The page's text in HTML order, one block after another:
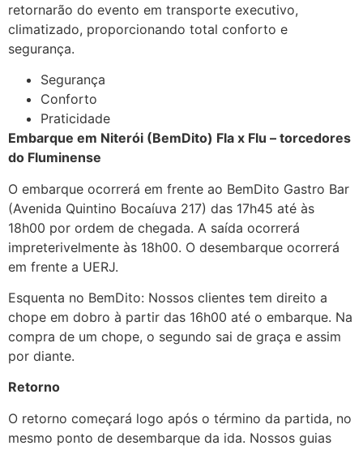
retornarão do evento em transporte executivo,
climatizado, proporcionando total conforto e
segurança.
Segurança
Conforto
Praticidade
Embarque em Niterói (BemDito) Fla x Flu – torcedores
do Fluminense
O embarque ocorrerá em frente ao BemDito Gastro Bar
(Avenida Quintino Bocaíuva 217) das 17h45 até às
18h00 por ordem de chegada. A saída ocorrerá
impreterivelmente às 18h00. O desembarque ocorrerá
em frente a UERJ.
Esquenta no BemDito: Nossos clientes tem direito a
chope em dobro à partir das 16h00 até o embarque. Na
compra de um chope, o segundo sai de graça e assim
por diante.
Retorno
O retorno começará logo após o término da partida, no
mesmo ponto de desembarque da ida. Nossos guias